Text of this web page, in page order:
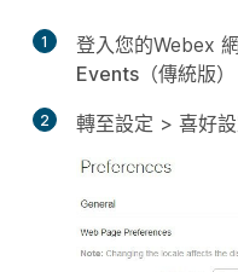
1 登入您的Webex
Events（傳統版）
2 轉至設定 > 喜好